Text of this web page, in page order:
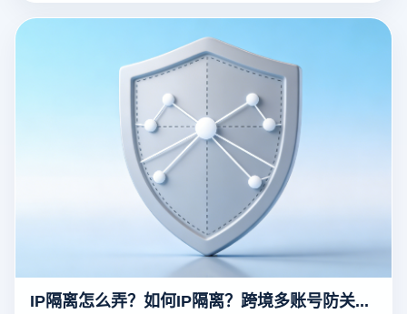
IP隔离怎么弄？如何IP隔离？跨境多账号防关联深度指南